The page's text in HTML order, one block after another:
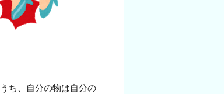
ち、自分の物は自分の